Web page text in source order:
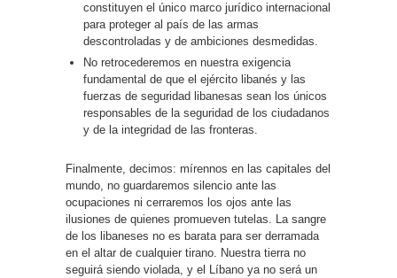
constituyen el único marco jurídico internacional
para proteger al país de las armas
descontroladas y de ambiciones desmedidas.
No retrocederemos en nuestra exigencia
fundamental de que el ejército libanés y las
fuerzas de seguridad libanesas sean los únicos
responsables de la seguridad de los ciudadanos
y de la integridad de las fronteras.
Finalmente, decimos: mírennos en las capitales del
mundo, no guardaremos silencio ante las
ocupaciones ni cerraremos los ojos ante las
ilusiones de quienes promueven tutelas. La sangre
de los libaneses no es barata para ser derramada
en el altar de cualquier tirano. Nuestra tierra no
seguirá siendo violada, y el Líbano ya no será un